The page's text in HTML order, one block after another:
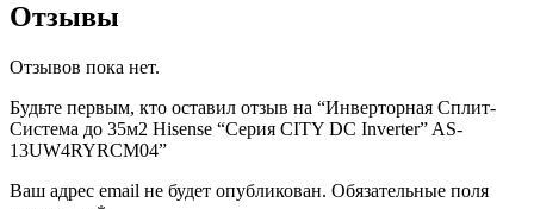
Отзывы
Отзывов пока нет.
Будьте первым, кто оставил отзыв на “Инверторная Сплит-
Система до 35м2 Hisense “Серия CITY DC Inverter” AS-
13UW4RYRCM04”
Ваш адрес email не будет опубликован. Обязательные поля